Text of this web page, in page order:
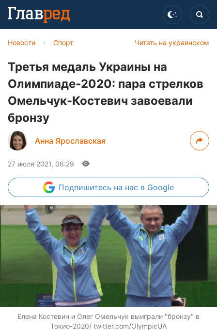
Читать на украинском
Новости › Спорт
Третья медаль Украины на
Олимпиаде-2020: пара стрелков
Омельчук-Костевич завоевали
бронзу
Анна Ярославская
27 июля 2021, 06:29
Подпишитесь на нас в Google
Елена Костевич и Олег Омельчук выиграли "бронзу" в
Токио-2020/ twitter.com/OlympicUA